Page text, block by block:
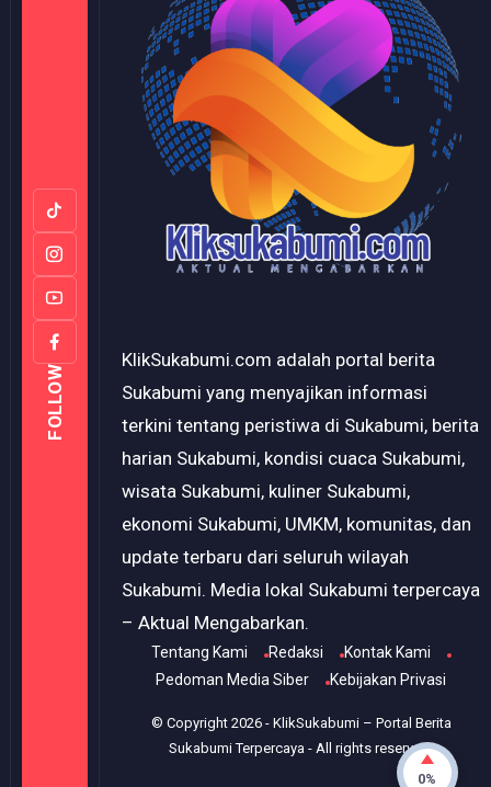
FOLLOW
KlikSukabumi.com adalah portal berita
Sukabumi yang menyajikan informasi
terkini tentang peristiwa di Sukabumi, berita
harian Sukabumi, kondisi cuaca Sukabumi,
wisata Sukabumi, kuliner Sukabumi,
ekonomi Sukabumi, UMKM, komunitas, dan
update terbaru dari seluruh wilayah
Sukabumi. Media lokal Sukabumi terpercaya
– Aktual Mengabarkan.
Tentang Kami Redaksi
Kontak Kami
Pedoman Media Siber
Kebijakan Privasi
© Copyright 2026- KlikSukabumi – Portal Berita
Sukabumi Terpercaya - All rights reserved.
0%